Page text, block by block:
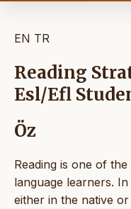
EN TR
Reading
Esl/Efl
Öz
Reading is one of
language learners.
either in the native